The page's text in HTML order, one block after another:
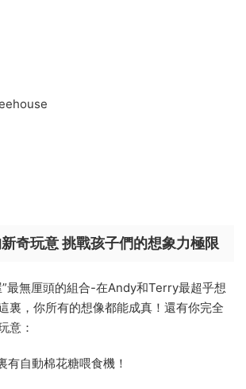
奇玩意挑戰孩子們的想象力極限
最無厘頭的組合-在Andy和Terry最超乎想
裏，你所有的想像都能成真！還有你完全
意：
有自動棉花糖喂食機！